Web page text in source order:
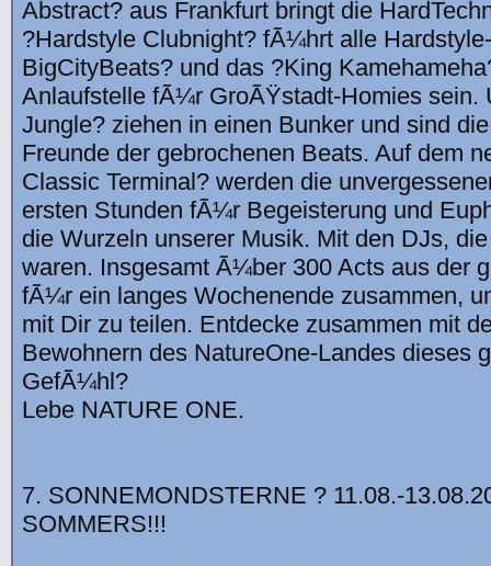
Abstract? aus Frankfurt bringt die
?Hardstyle Clubnight? fÃ¼hrt alle
BigCityBeats? und das ?King
Anlaufstelle fÃ¼r GroÃŸstadt-Homies sein.
Jungle? ziehen in einen Bunker und sind
Freunde der gebrochenen Beats. Auf dem
Classic Terminal? werden die
ersten Stunden fÃ¼r Begeisterung und
die Wurzeln unserer Musik. Mit den DJs,
waren. Insgesamt Ã¼ber 300 Acts aus der
fÃ¼r ein langes Wochenende zusammen,
mit Dir zu teilen. Entdecke zusammen mit
Bewohnern des NatureOne-Landes dieses
GefÃ¼hl?
Lebe NATURE ONE.
7. SONNEMONDSTERNE ? 11.08.-
SOMMERS!!!